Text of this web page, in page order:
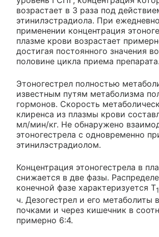
возрастает в 3 раза под
этинилэстрадиола. При
применении концентрация
плазме крови возрастает
достигая постоянного значения
половине цикла приема препарата.
Этоногестрел полностью
известным путям метаболизма
гормонов. Скорость
клиренса из плазмы крови
мл/мин/кг. Не обнаружено
этоногестрела с одновременно
этинилэстрадиолом.
Концентрация этоногестрела в
снижается в две фазы.
конечной фазе характеризуется Т
ч. Дезогестрел и его метаболиты
почками и через кишечник в
примерно 6:4.